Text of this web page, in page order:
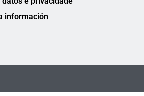
información